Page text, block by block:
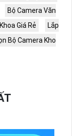
Bộ Camera Văn
Giá Rẻ
Lắp
Bộ Camera Kho